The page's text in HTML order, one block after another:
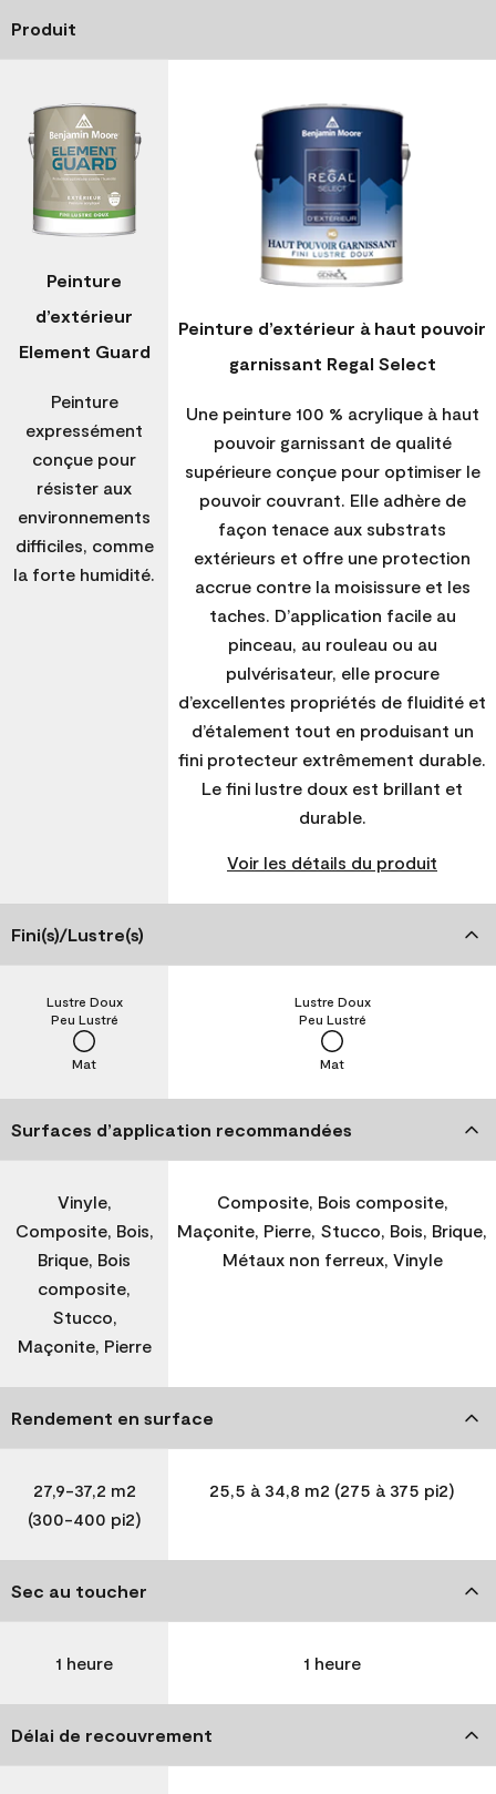
Produit
Peinture
d’extérieur
Element Guard
Peinture
expressément
conçue pour
résister aux
environnements
difficiles, comme
la forte humidité.
Peinture d’extérieur à haut pouvoir
garnissant Regal Select
Une peinture 100 % acrylique à haut
pouvoir garnissant de qualité
supérieure conçue pour optimiser le
pouvoir couvrant. Elle adhère de
façon tenace aux substrats
extérieurs et offre une protection
accrue contre la moisissure et les
taches. D’application facile au
pinceau, au rouleau ou au
pulvérisateur, elle procure
d’excellentes propriétés de fluidité et
d’étalement tout en produisant un
fini protecteur extrêmement durable.
Le fini lustre doux est brillant et
durable.
Voir les détails du produit
Fini(s)/Lustre(s)
Mat
Peu Lustré
Lustre Doux
Mat
Peu Lustré
Lustre Doux
Surfaces d’application recommandées
Vinyle,
Composite, Bois,
Brique, Bois
composite,
Stucco,
Maçonite, Pierre
Composite, Bois composite,
Maçonite, Pierre, Stucco, Bois, Brique,
Métaux non ferreux, Vinyle
Rendement en surface
27,9-37,2 m2
(300-400 pi2)
25,5 à 34,8 m2 (275 à 375 pi2)
Sec au toucher
1 heure 1 heure
Délai de recouvrement